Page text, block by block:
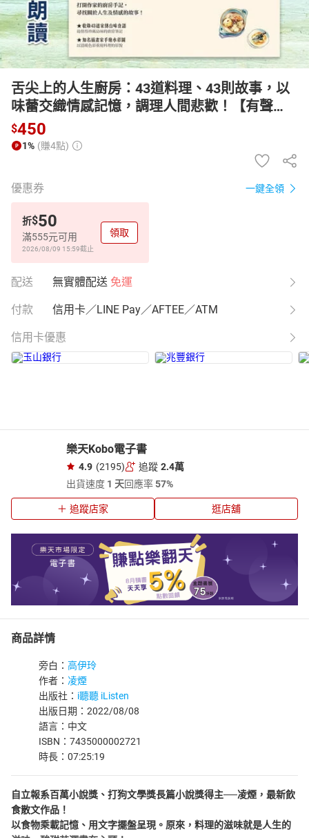
舌尖上的人生廚房：43道料理、43則故事，以
味蕾交織情感記憶，調理人間悲歡！【有聲
書】
$450
1% (賺4點)
優惠券 一鍵全領
折$50
滿555元可用
2026/08/09 15:59截止
領取
配送 無實體配送 免運
付款 信用卡／LINE Pay／AFTEE／ATM
信用卡優惠
樂天Kobo電子書
4.9 (2195) 追蹤 2.4萬
出貨速度 1 天回應率57%
追蹤店家 逛店舖
商品詳情
旁白： 高伊玲
作者： 凌煙
出版社： i聽聽 iListen
出版日期：2022/08/08
語言：中文
ISBN：7435000002721
時長：07:25:19
自立報系百萬小說獎、打狗文學獎長篇小說獎得主──凌煙，最新飲
食散文作品！
以食物乘載記憶、用文字擺盤呈現。原來，料理的滋味就是人生的